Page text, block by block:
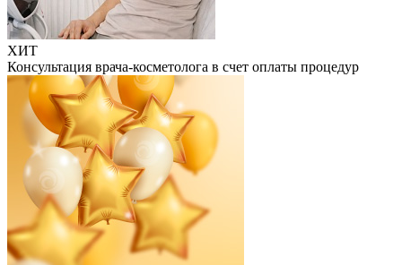
ХИТ
Консультация врача-косметолога в счет оплаты процедур